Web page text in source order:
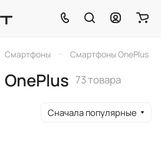
Смартфоны – Смартфоны OnePlus
73 товара
Сначала популярные